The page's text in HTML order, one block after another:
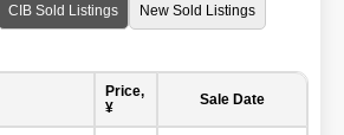
CIB Sold Listings New Sold Listings
Price,
¥
Sale Date